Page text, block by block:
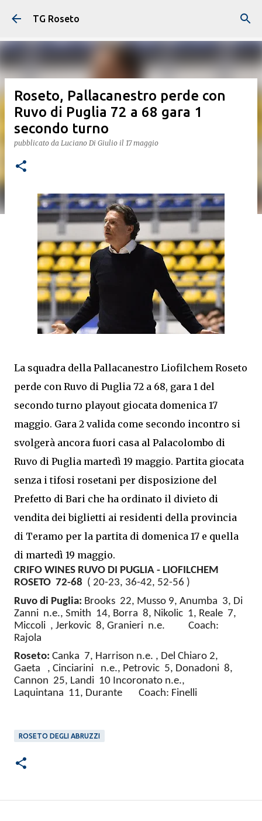
Passa ai contenuti principali
TG Roseto
Roseto, Pallacanestro perde con
Ruvo di Puglia 72 a 68 gara 1
secondo turno
pubblicato da Luciano Di Giulio il 17 maggio
La squadra della Pallacanestro Liofilchem Roseto
perde con Ruvo di Puglia 72 a 68, gara 1 del
secondo turno playout giocata domenica 17
maggio. Gara 2 valida come secondo incontro si
svolgerà ancora fuori casa al Palacolombo di
Ruvo di Puglia martedì 19 maggio. Partita giocata
senza i tifosi rosetani per disposizione del
Prefetto di Bari che ha ordinato il divieto di
vendita dei biglietti ai residenti della provincia
di Teramo per la partita di domenica 17 e quella
di martedì 19 maggio.
CRIFO WINES RUVO DI PUGLIA - LIOFILCHEM
ROSETO 72-68 ( 20-23, 36-42, 52-56 )
Ruvo di Puglia: Brooks 22, Musso 9, Anumba 3, Di
Zanni n.e., Smith 14, Borra 8, Nikolic 1, Reale 7,
Miccoli , Jerkovic 8, Granieri n.e. Coach:
Rajola
Roseto: Canka 7, Harrison n.e. , Del Chiaro 2,
Gaeta , Cinciarini n.e., Petrovic 5, Donadoni 8,
Cannon 25, Landi 10 Incoronato n.e.,
Laquintana 11, Durante Coach: Finelli
ROSETO DEGLI ABRUZZI